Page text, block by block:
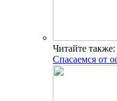
Читайте также:
Спасаемся от